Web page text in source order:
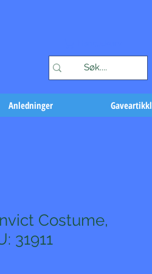
Anledninger
Costume,
31911